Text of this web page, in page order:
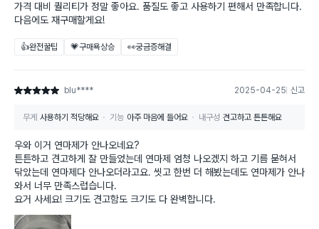
가격 대비 퀄리티가 정말 좋아요. 품질도 좋고 사용하기 편해서 만족합니다.
다음에도 재구매할게요!
👍완전꿀팁 💗구매욕상승 👀궁금증해결
별점 5점 blu**** 2025-04-25 신고
무게 사용하기 적당해요 기능 아주 마음에 들어요 내구성 견고하고 튼튼해요
우와 이거 연마제가 안나오네요?
튼튼하고 견고하게 잘 만들었는데 연마제 엄청 나오겠지 하고 기름 묻혀서
닦았는데 연마제다 안나오더라고요. 씻고 한번 더 해봤는데도 연마제가 안나
와서 너무 만족스럽습니다.
요거 사세요! 크기도 견고함도 크기도 다 완벽합니다.